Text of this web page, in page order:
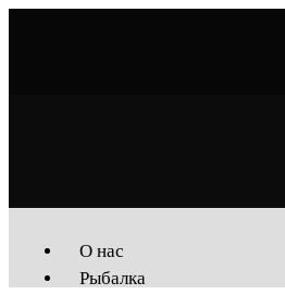
О нас
Рыбалка